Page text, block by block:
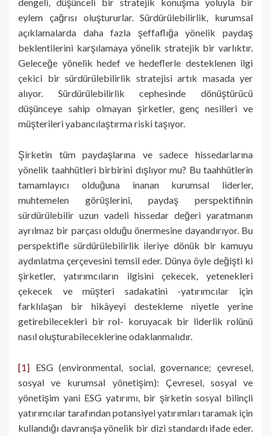
eylem çağrısı oluştururlar. Sürdürülebilirlik, kurumsal
açıklamalarda daha fazla şeffaflığa yönelik paydaş
beklentilerini karşılamaya yönelik stratejik bir varlıktır.
Geleceğe yönelik hedef ve hedeflerle desteklenen ilgi
çekici bir sürdürülebilirlik stratejisi artık masada yer
alıyor. Sürdürülebilirlik cephesinde dönüştürücü
düşünceye sahip olmayan şirketler, genç nesilleri ve
müşterileri yabancılaştırma riski taşıyor.
Şirketin tüm paydaşlarına ve sadece hissedarlarına
yönelik taahhütleri birbirini dışlıyor mu? Bu taahhütlerin
tamamlayıcı olduğuna inanan kurumsal liderler,
muhtemelen görüşlerini, paydaş perspektifinin
sürdürülebilir uzun vadeli hissedar değeri yaratmanın
ayrılmaz bir parçası olduğu önermesine dayandırıyor. Bu
perspektifle sürdürülebilirlik ileriye dönük bir kamuyu
aydınlatma çerçevesini temsil eder. Dünya öyle değişti ki
şirketler, yatırımcıların ilgisini çekecek, yetenekleri
çekecek ve müşteri sadakatini -yatırımcılar için
farklılaşan bir hikâyeyi destekleme niyetle yerine
getirebilecekleri bir rol- koruyacak bir liderlik rolünü
nasıl oluşturabileceklerine odaklanmalıdır.
[1] ESG (environmental, social, governance; çevresel,
sosyal ve kurumsal yönetişim): Çevresel, sosyal ve
yönetişim yani ESG yatırımı, bir şirketin sosyal bilinçli
yatırımcılar tarafından potansiyel yatırımları taramak için
kullandığı davranışa yönelik bir dizi standardı ifade eder.